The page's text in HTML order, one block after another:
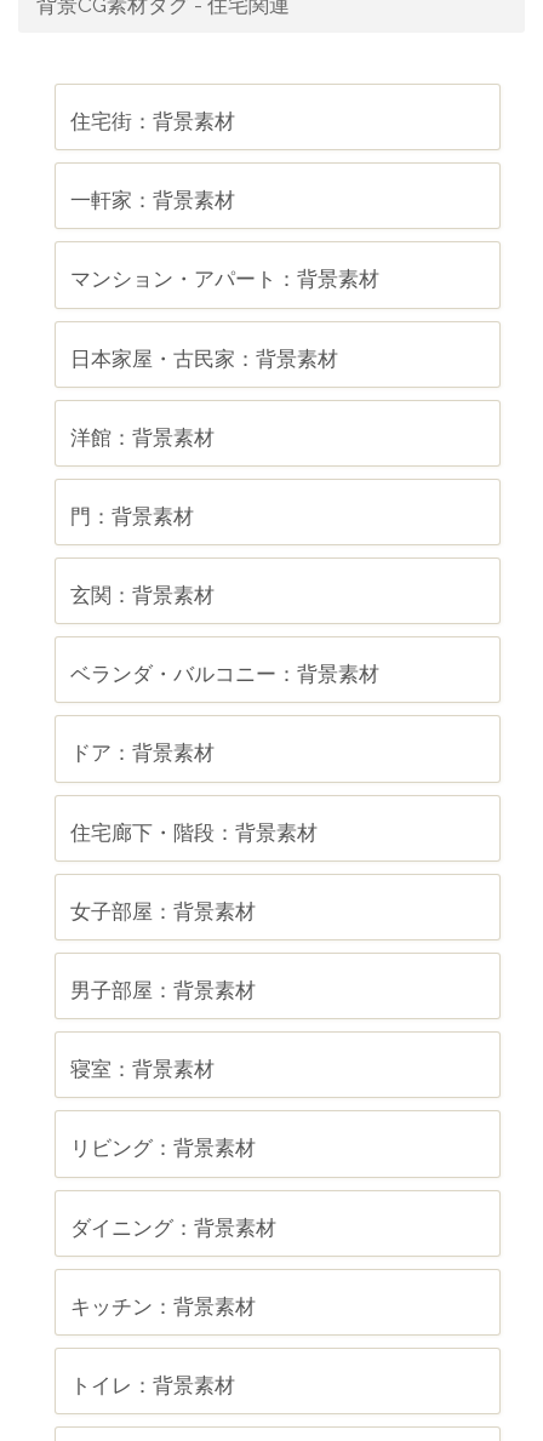
住宅街：背景素材
一軒家：背景素材
マンション・アパート：背景素材
日本家屋・古民家：背景素材
洋館：背景素材
門：背景素材
玄関：背景素材
ベランダ・バルコニー：背景素材
ドア：背景素材
住宅廊下・階段：背景素材
女子部屋：背景素材
男子部屋：背景素材
寝室：背景素材
リビング：背景素材
ダイニング：背景素材
キッチン：背景素材
トイレ：背景素材